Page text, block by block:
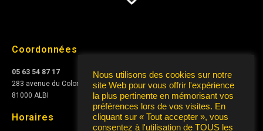
Coordonnées
05 63 54 87 17
283 avenue du Colonel Teyssier
81000 ALBI
Horaires
Nous utilisons des cookies sur notre
site Web pour vous offrir l'expérience
la plus pertinente en mémorisant vos
préférences lors de vos visites. En
cliquant sur « Tout accepter », vous
consentez à l'utilisation de TOUS les